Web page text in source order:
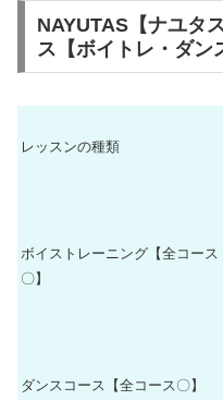
NAYUTAS【ナユタ
ス【ボイトレ・ダン
レッスンの種類
ボイストレーニング【全コース
〇】
ダンスコース【全コース〇】